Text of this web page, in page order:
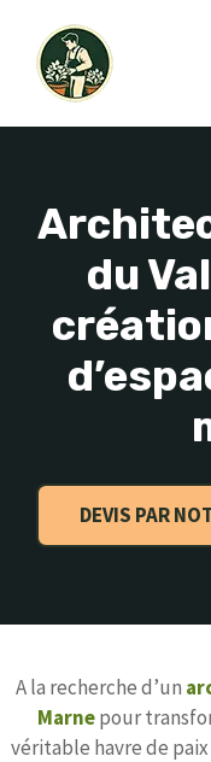
contenu
du
DEVIS PAR
A la recherche d’un
Marnepour
véritable havre de